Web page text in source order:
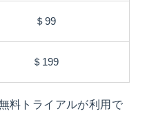
＄99
＄199
料トライアルが利用で